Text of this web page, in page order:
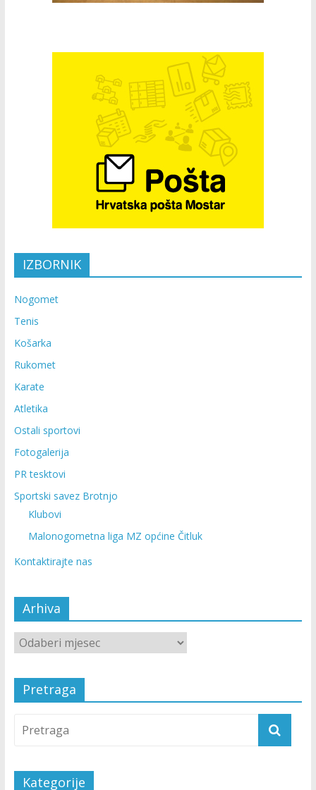
IZBORNIK
Nogomet
Tenis
Košarka
Rukomet
Karate
Atletika
Ostali sportovi
Fotogalerija
PR tesktovi
Sportski savez Brotnjo
Klubovi
Malonogometna liga MZ općine Čitluk
Kontaktirajte nas
Arhiva
Pretraga
Kategorije